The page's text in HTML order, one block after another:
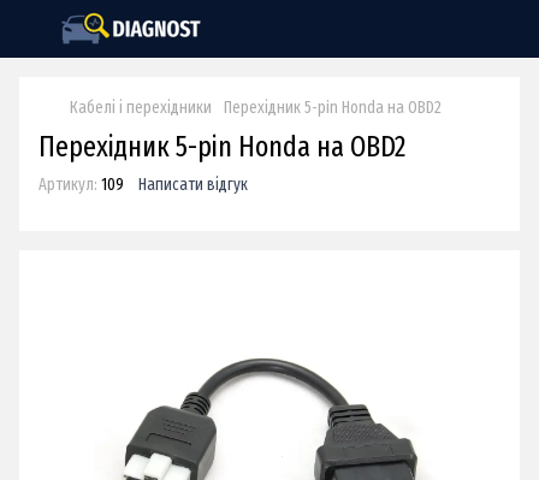
Кабелі і перехідники Перехідник 5-pin Honda на OBD2
Перехідник 5-pin Honda на OBD2
Артикул: 109 Написати відгук